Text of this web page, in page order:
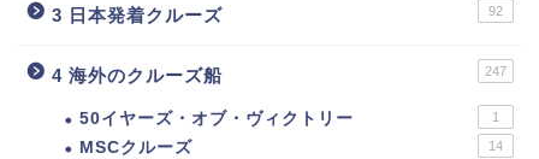
3 日本発着クルーズ 92
4 海外のクルーズ船 247
50イヤーズ・オブ・ヴィクトリー 1
MSCクルーズ 14